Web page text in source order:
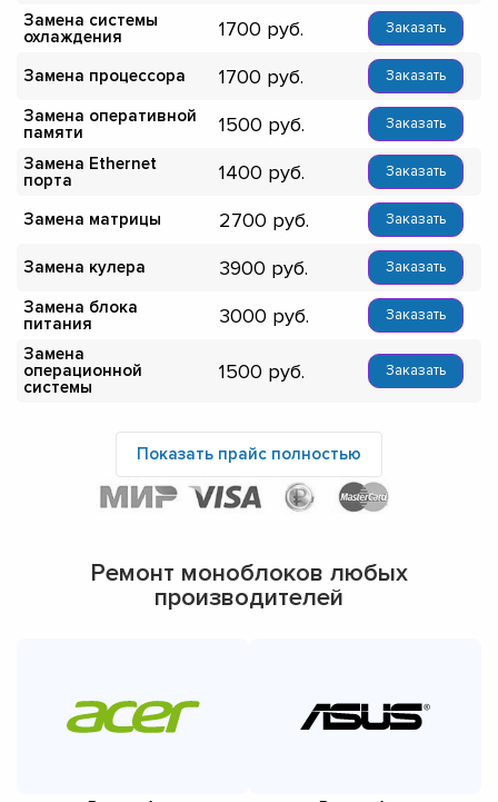
Замена системы
охлаждения
1700 Заказать
Замена процессора 1700 Заказать
Замена оперативной
памяти
1500 Заказать
Замена Ethernet
порта
1400 Заказать
Замена матрицы 2700 Заказать
Замена кулера 3900 Заказать
Замена блока
питания
3000 Заказать
Замена
операционной
системы
1500 Заказать
Показать прайс полностью
Ремонт моноблоков любых
производителей